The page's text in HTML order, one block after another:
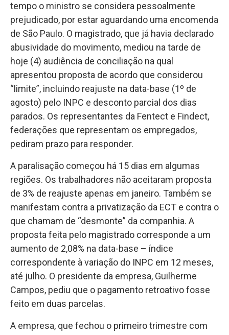
tempo o ministro se considera pessoalmente
prejudicado, por estar aguardando uma encomenda
de São Paulo. O magistrado, que já havia declarado
abusividade do movimento, mediou na tarde de
hoje (4) audiência de conciliação na qual
apresentou proposta de acordo que considerou
“limite”, incluindo reajuste na data-base (1º de
agosto) pelo INPC e desconto parcial dos dias
parados. Os representantes da Fentect e Findect,
federações que representam os empregados,
pediram prazo para responder.
A paralisação começou há 15 dias em algumas
regiões. Os trabalhadores não aceitaram proposta
de 3% de reajuste apenas em janeiro. Também se
manifestam contra a privatização da ECT e contra o
que chamam de “desmonte” da companhia. A
proposta feita pelo magistrado corresponde a um
aumento de 2,08% na data-base – índice
correspondente à variação do INPC em 12 meses,
até julho. O presidente da empresa, Guilherme
Campos, pediu que o pagamento retroativo fosse
feito em duas parcelas.
A empresa, que fechou o primeiro trimestre com